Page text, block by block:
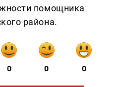
помощника
района.
0 0 0